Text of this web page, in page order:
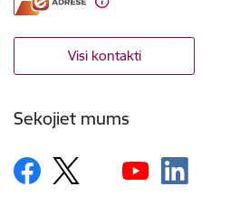
Visi kontakti
Sekojiet mums